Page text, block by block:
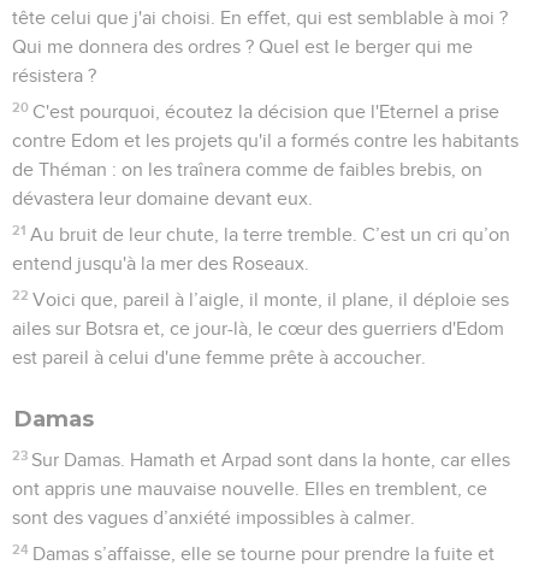
tête celui que j'ai choisi. En effet, qui est semblable à moi ?
Qui me donnera des ordres ? Quel est le berger qui me
résistera ?
20 C'est pourquoi, écoutez la décision que l'Eternel a prise
contre Edom et les projets qu'il a formés contre les habitants
de Théman : on les traînera comme de faibles brebis, on
dévastera leur domaine devant eux.
21 Au bruit de leur chute, la terre tremble. C’est un cri qu’on
entend jusqu'à la mer des Roseaux.
22 Voici que, pareil à l’aigle, il monte, il plane, il déploie ses
ailes sur Botsra et, ce jour-là, le cœur des guerriers d'Edom
est pareil à celui d'une femme prête à accoucher.
Damas
23 Sur Damas. Hamath et Arpad sont dans la honte, car elles
ont appris une mauvaise nouvelle. Elles en tremblent, ce
sont des vagues d’anxiété impossibles à calmer.
24 Damas s’affaisse, elle se tourne pour prendre la fuite et